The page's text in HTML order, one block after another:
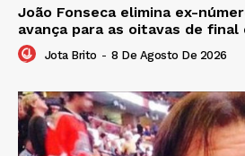
João Fonseca elimina ex-
avança para as oitavas de final
Jota Brito - 8 De Agosto De 2026